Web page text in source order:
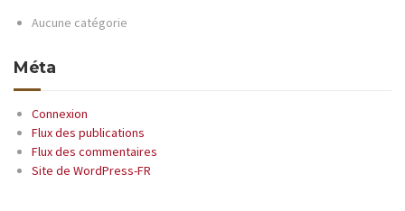
Aucune catégorie
Méta
Connexion
Flux des publications
Flux des commentaires
Site de WordPress-FR